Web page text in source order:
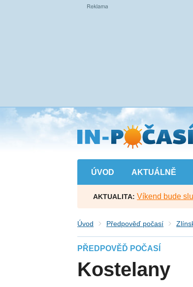
Přejít
na
hlavní
obsah
ÚVOD AKTUÁLNĚ
AKTUALITA: Víkend bude
Úvod Předpověď počasí
PŘEDPOVĚĎ POČASÍ
Kostelany